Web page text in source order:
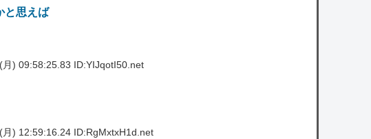
と思えば
月) 09:58:25.83 ID:YIJqotI50.net
月) 12:59:16.24 ID:RgMxtxH1d.net